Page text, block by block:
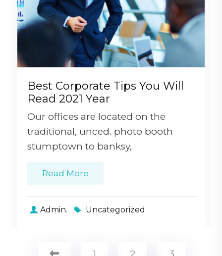
Best Corporate Tips You Will
Read 2021 Year
Our offices are located on the
traditional, unced. photo booth
stumptown to banksy,
Read More
Admin. Uncategorized